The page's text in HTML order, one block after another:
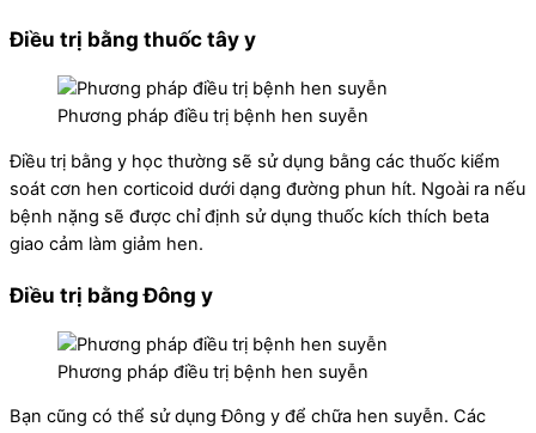
Điều trị bằng thuốc tây y
Phương pháp điều trị bệnh hen suyễn
Điều trị bằng y học thường sẽ sử dụng bằng các thuốc kiểm
soát cơn hen corticoid dưới dạng đường phun hít. Ngoài ra nếu
bệnh nặng sẽ được chỉ định sử dụng thuốc kích thích beta
giao cảm làm giảm hen.
Điều trị bằng Đông y
Phương pháp điều trị bệnh hen suyễn
Bạn cũng có thể sử dụng Đông y để chữa hen suyễn. Các